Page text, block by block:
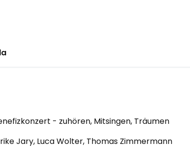
- zuhören, Mitsingen, Träumen
Jary, Luca Wolter, Thomas Zimmermann